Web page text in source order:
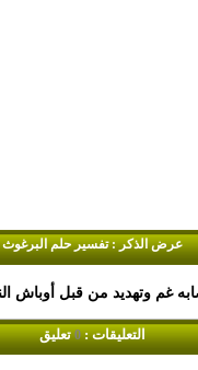
عرض الذكر : تفسير حلم البرغوث
التعليقات :0 تعليق